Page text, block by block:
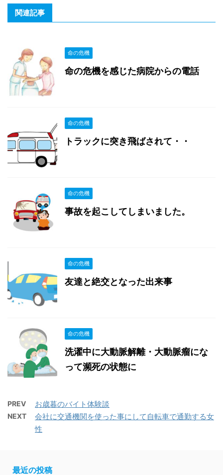
関連記事
命の危機
命の危機を感じた病院からの電話
命の危機
トラックに突き飛ばされて・・
命の危機
事故を起こしてしまいました。
命の危機
友達と絶交となった出来事
命の危機
洗濯中に大動脈解離・大動脈瘤にな
って瀕死の状態に
PREV お歳暮のバイト体験談
NEXT
会社に交通機関を使った事にして自転車で通勤する女
性
最近の投稿